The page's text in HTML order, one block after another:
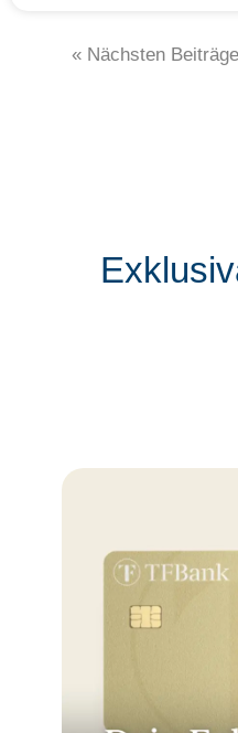
« Nächsten Beiträge